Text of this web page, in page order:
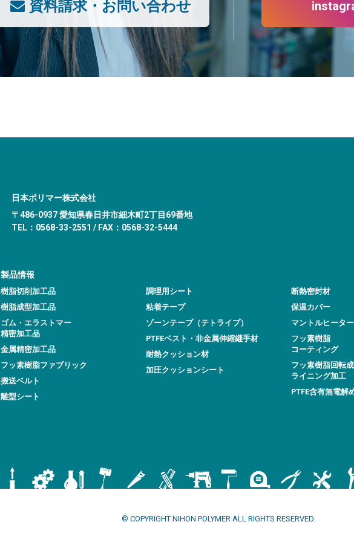
資料請求・お問い合わせ
日本ポリマー株式会社
〒486-0937 愛知県春日井市細木町2丁目69番地
TEL：0568-33-2551 / FAX：0568-32-5444
製品情報
樹脂切削加工品
樹脂成型加工品
ゴム・エラストマー
精密加工品
金属精密加工品
フッ素樹脂ファブリック
搬送ベルト
離型シート
調理用シート
粘着テープ
ゾーンテープ（テトライプ）
PTFEベスト・非金属伸縮継手材
耐熱クッション材
加圧クッションシート
断熱密封材
保温カバー
マントルヒーター
フッ素樹脂
コーティング
フッ素樹脂回転
ライニング加工
PTFE含有無電解
© COPYRIGHT NIHON POLYMER ALL RIGHTS RESERVED.